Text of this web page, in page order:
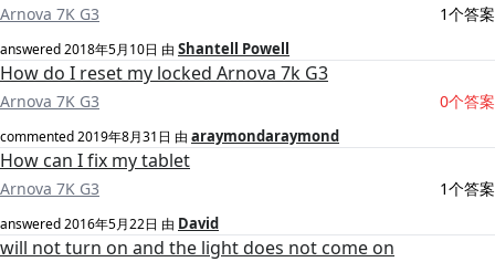
Arnova 7K G3 1个答案
answered2018年5月10日 由 Shantell Powell
How do I reset my locked Arnova 7k G3
Arnova 7K G3 0个答案
commented2019年8月31日 由 araymondaraymond
How can I fix my tablet
Arnova 7K G3 1个答案
answered2016年5月22日 由 David
will not turn on and the light does not come on